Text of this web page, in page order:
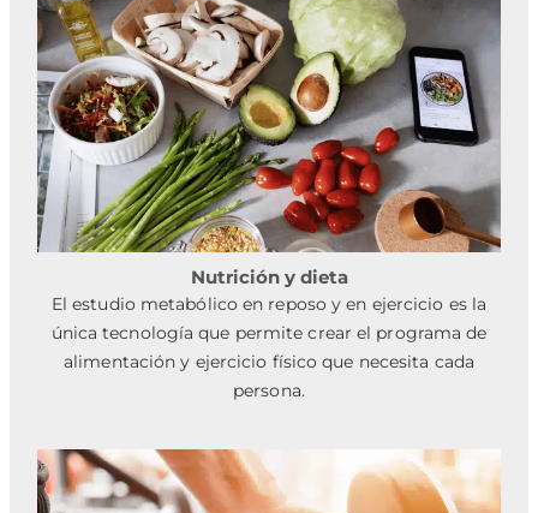
Nutrición y dieta
El estudio metabólico en reposo y en ejercicio es la
única tecnología que permite crear el programa de
alimentación y ejercicio físico que necesita cada
persona.